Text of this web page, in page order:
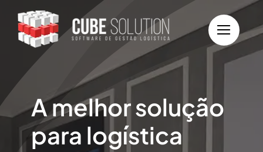
para
conteúdo
A melhor solução
para logística